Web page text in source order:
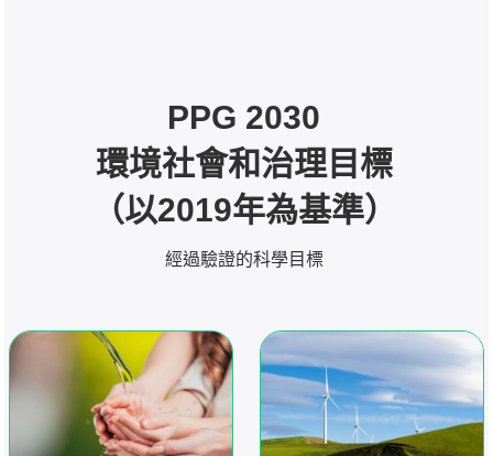
PPG 2030
環境社會和治理目標
（以2019年為基準）
經過驗證的科學目標